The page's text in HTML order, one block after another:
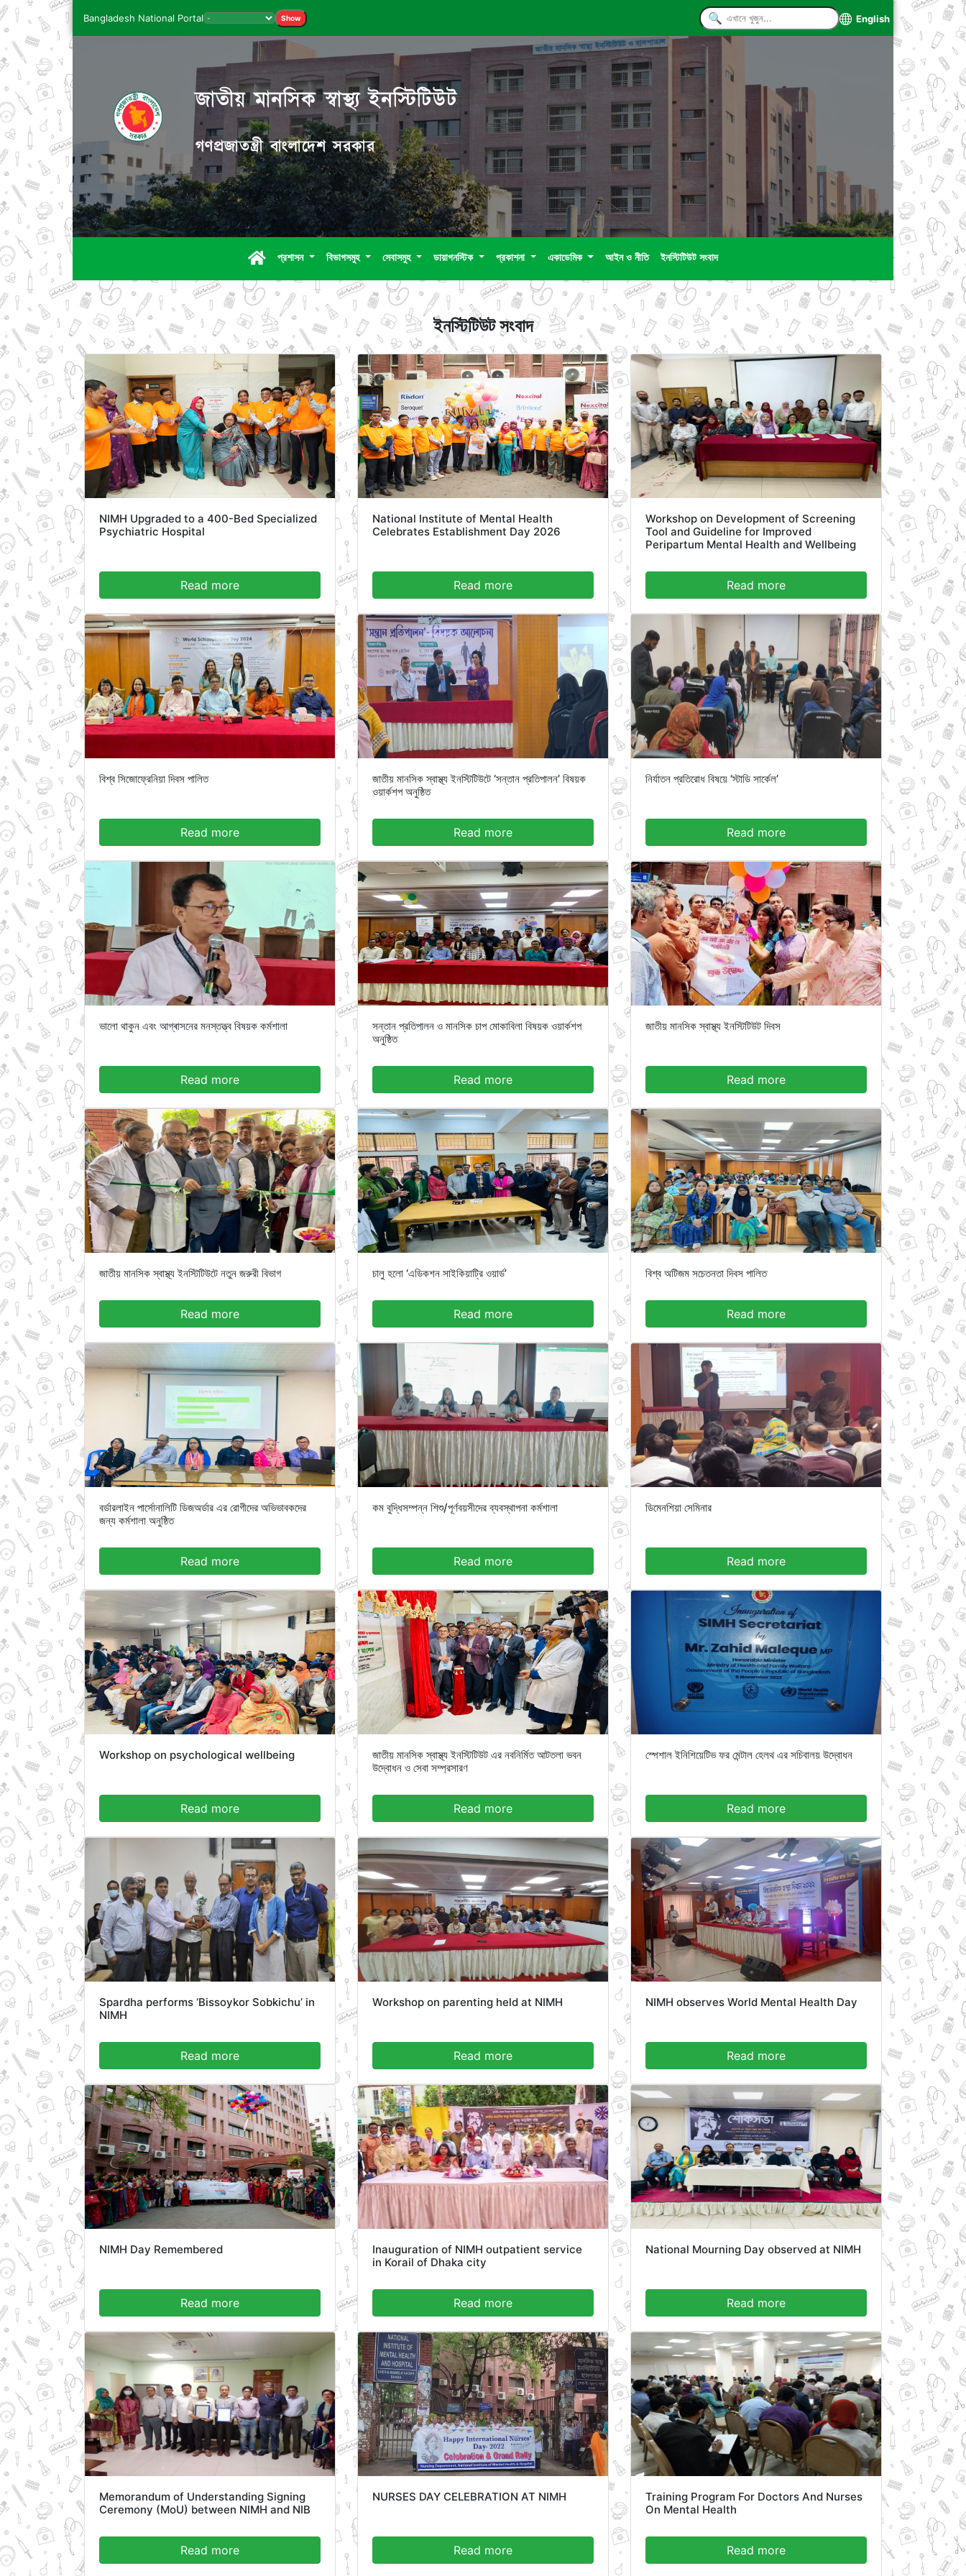
Bangladesh National Portal Show English
জাতীয় মানসিক স্বাস্থ্য ইনস্টিটিউট
গণপ্রজাতন্ত্রী বাংলাদেশ সরকার
প্রশাসন বিভাগসমুহ সেবাসমুহ ডায়াগনস্টিক প্রকাশনা একাডেমিক আইন ও নীতি ইনস্টিটিউট সংবাদ
ইনস্টিটিউট সংবাদ
NIMH Upgraded to a 400-Bed Specialized
Psychiatric Hospital
Read more
National Institute of Mental Health
Celebrates Establishment Day 2026
Read more
Workshop on Development of Screening
Tool and Guideline for Improved
Peripartum Mental Health and Wellbeing
Read more
বিশ্ব সিজোফ্রেনিয়া দিবস পালিত
Read more
জাতীয় মানসিক স্বাস্থ্য ইনস্টিটিউটে ‘সন্তান প্রতিপালন’ বিষয়ক
ওয়ার্কশপ অনুষ্ঠিত
Read more
নির্যাতন প্রতিরোধ বিষয়ে ‘স্টাডি সার্কেল’
Read more
ভালো থাকুন এবং আগ্ৰাসনের মনস্তত্ত্ব বিষয়ক কর্মশালা
Read more
সন্তান প্রতিপালন ও মানসিক চাপ মোকাবিলা বিষয়ক ওয়ার্কশপ
অনুষ্ঠিত
Read more
জাতীয় মানসিক স্বাস্থ্য ইনস্টিটিউট দিবস
Read more
জাতীয় মানসিক স্বাস্থ্য ইনস্টিটিউটে নতুন জরুরী বিভাগ
Read more
চালু হলো ‘এডিকশন সাইকিয়াট্রি ওয়ার্ড’
Read more
বিশ্ব অটিজম সচেতনতা দিবস পালিত
Read more
বর্ডারলাইন পার্সোনালিটি ডিজঅর্ডার এর রোগীদের অভিভাবকদের
জন্য কর্মশালা অনুষ্ঠিত
Read more
কম বুদ্ধিসম্পন্ন শিশু/পূর্ণবয়সীদের ব্যবস্থাপনা কর্মশালা
Read more
ডিমেনশিয়া সেমিনার
Read more
Workshop on psychological wellbeing
Read more
জাতীয় মানসিক স্বাস্থ্য ইনস্টিটিউট এর নবনির্মিত আটতলা ভবন
উদ্বোধন ও সেবা সম্প্রসারণ
Read more
স্পেশাল ইনিশিয়েটিভ ফর মেন্টাল হেলথ এর সচিবালয় উদ্বোধন
Read more
Spardha performs ‘Bissoykor Sobkichu’ in
NIMH
Read more
Workshop on parenting held at NIMH
Read more
NIMH observes World Mental Health Day
Read more
NIMH Day Remembered
Read more
Inauguration of NIMH outpatient service
in Korail of Dhaka city
Read more
National Mourning Day observed at NIMH
Read more
Memorandum of Understanding Signing
Ceremony (MoU) between NIMH and NIB
Read more
NURSES DAY CELEBRATION AT NIMH
Read more
Training Program For Doctors And Nurses
On Mental Health
Read more